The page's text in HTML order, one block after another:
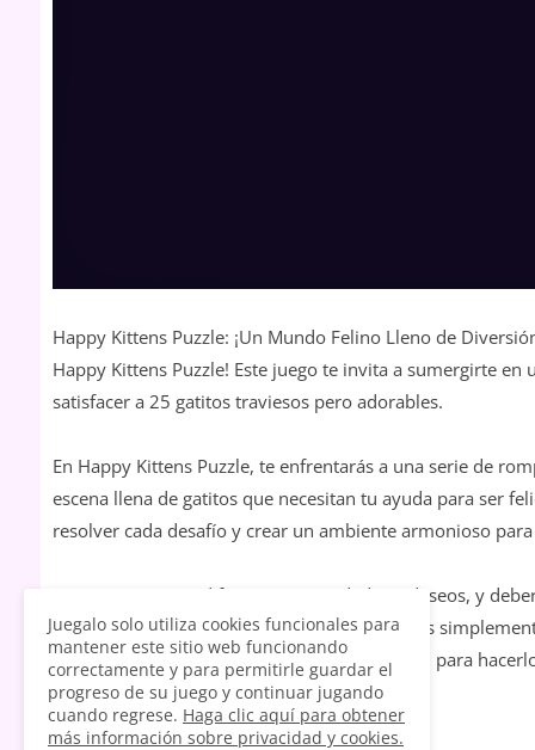
Happy Kittens Puzzle: ¡Un Mundo Felino Lleno de
Happy Kittens Puzzle! Este juego te invita a sumergirte
satisfacer a 25 gatitos traviesos pero adorables.
En Happy Kittens Puzzle, te enfrentarás a una serie de
escena llena de gatitos que necesitan tu ayuda para ser
resolver cada desafío y crear un ambiente armonioso
Los gatitos tienen diferentes necesidades y deseos, y
comida, otros un juguete para jugar, y algunos
cada gatito y proporcionarles lo que necesitan para
Juegalo solo utiliza cookies funcionales para
mantener este sitio web funcionando
correctamente y para permitirle guardar el
progreso de su juego y continuar jugando
cuando regrese. Haga clic aquí para obtener
más información sobre privacidad y cookies.